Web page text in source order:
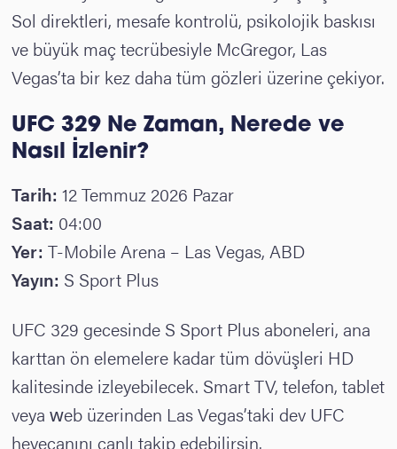
Sol direktleri, mesafe kontrolü, psikolojik baskısı
ve büyük maç tecrübesiyle McGregor, Las
Vegas’ta bir kez daha tüm gözleri üzerine çekiyor.
UFC 329 Ne Zaman, Nerede ve
Nasıl İzlenir?
Tarih: 12 Temmuz 2026 Pazar
Saat: 04:00
Yer: T-Mobile Arena – Las Vegas, ABD
Yayın: S Sport Plus
UFC 329 gecesinde S Sport Plus aboneleri, ana
karttan ön elemelere kadar tüm dövüşleri HD
kalitesinde izleyebilecek. Smart TV, telefon, tablet
veya web üzerinden Las Vegas’taki dev UFC
heyecanını canlı takip edebilirsin.